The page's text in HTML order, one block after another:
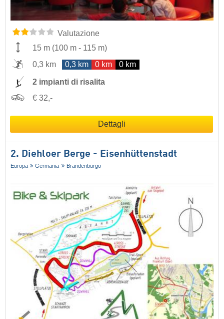
Valutazione
15 m (100 m - 115 m)
0,3 km
0,3 km 0 km 0 km
2 impianti di risalita
€ 32,-
Dettagli
2. Diehloer Berge - Eisenhüttenstadt
Europa Germania Brandenburgo